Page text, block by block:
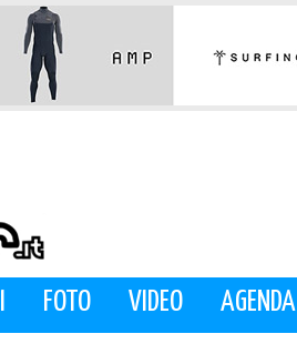
FOTO VIDEO AGENDA